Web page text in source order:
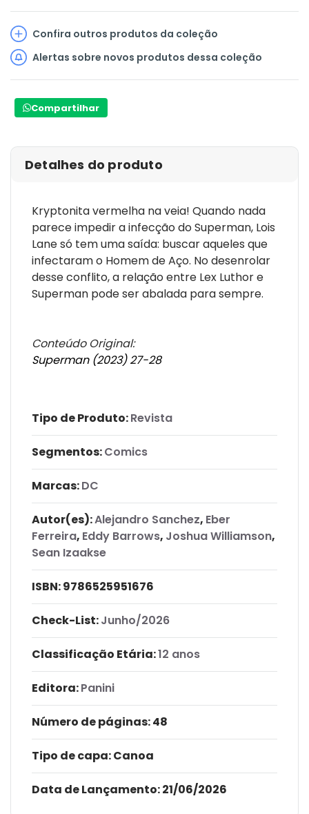
Confira outros produtos da coleção
Alertas sobre novos produtos dessa coleção
Compartilhar
Detalhes do produto
Kryptonita vermelha na veia! Quando nada
parece impedir a infecção do Superman, Lois
Lane só tem uma saída: buscar aqueles que
infectaram o Homem de Aço. No desenrolar
desse conflito, a relação entre Lex Luthor e
Superman pode ser abalada para sempre.
Conteúdo Original:
Superman (2023) 27-28
Tipo de Produto:Revista
Segmentos:Comics
Marcas:DC
Autor(es):Alejandro Sanchez, Eber
Ferreira, Eddy Barrows, Joshua Williamson,
Sean Izaakse
ISBN:9786525951676
Check-List:Junho/2026
Classificação Etária:12 anos
Editora:Panini
Número de páginas: 48
Tipo de capa:Canoa
Data de Lançamento:21/06/2026